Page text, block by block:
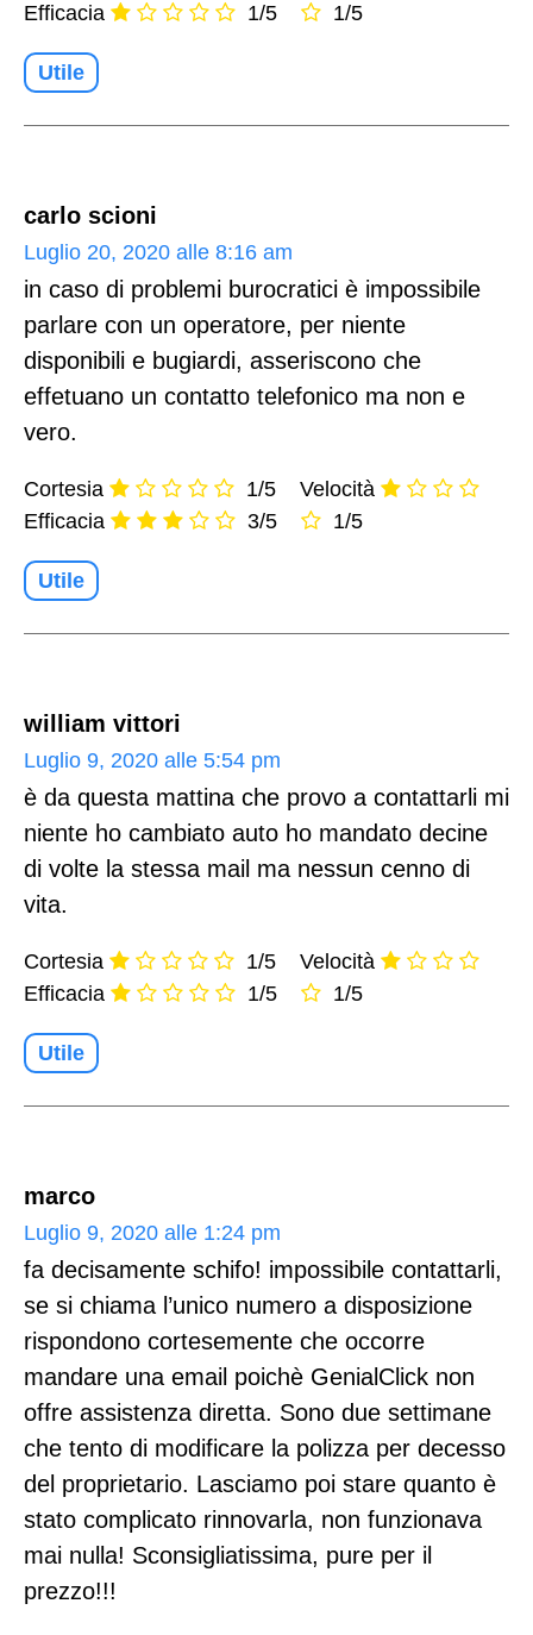
Efficacia
1/5
1/5
Utile
carlo scioni
Luglio 20, 2020 alle 8:16 am
in caso di problemi burocratici è impossibile
parlare con un operatore, per niente
disponibili e bugiardi, asseriscono che
effetuano un contatto telefonico ma non e
vero.
Cortesia
1/5
Efficacia
3/5
Velocità
1/5
Utile
william vittori
Luglio 9, 2020 alle 5:54 pm
è da questa mattina che provo a contattarli mi
niente ho cambiato auto ho mandato decine
di volte la stessa mail ma nessun cenno di
vita.
Cortesia
1/5
Efficacia
1/5
Velocità
1/5
Utile
marco
Luglio 9, 2020 alle 1:24 pm
fa decisamente schifo! impossibile contattarli,
se si chiama l’unico numero a disposizione
rispondono cortesemente che occorre
mandare una email poichè GenialClick non
offre assistenza diretta. Sono due settimane
che tento di modificare la polizza per decesso
del proprietario. Lasciamo poi stare quanto è
stato complicato rinnovarla, non funzionava
mai nulla! Sconsigliatissima, pure per il
prezzo!!!